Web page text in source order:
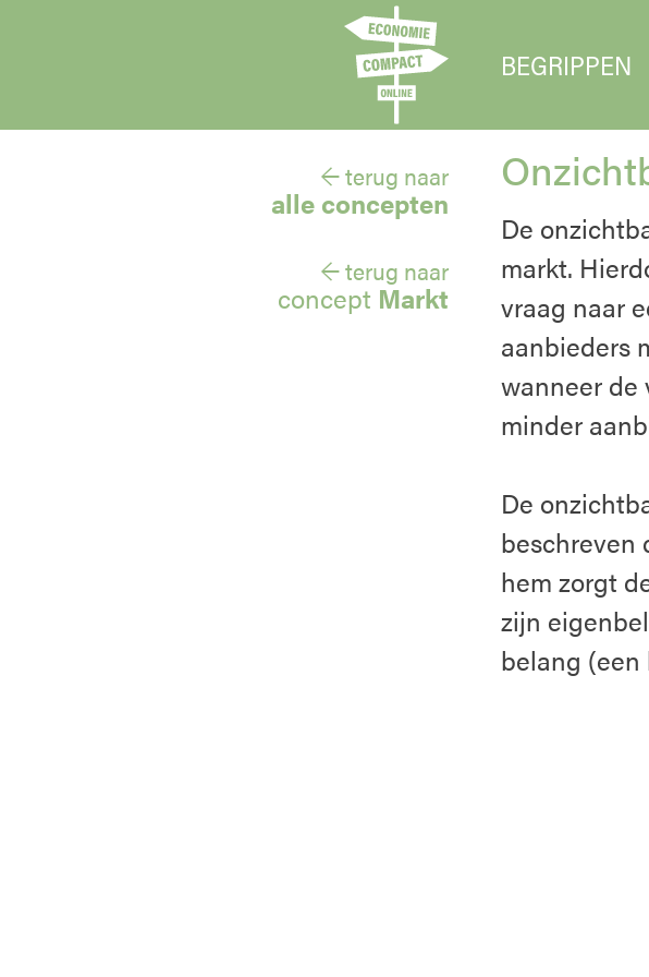
BEGRIPPEN
← terug naar
alle concepten
← terug naar
concept Markt
De
markt.
vraag naar
aanbieders
wanneer de
minder
De
beschreven
hem zorgt
zijn
belang